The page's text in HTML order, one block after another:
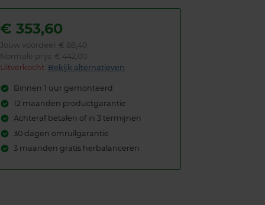
€353,60
Jouw voordeel: € 88,40
Normale prijs: € 442,00
Uitverkocht: Bekijk alternatieven
Binnen 1 uur gemonteerd
12 maanden productgarantie
Achteraf betalen of in 3 termijnen
30 dagen omruilgarantie
3 maanden gratis herbalanceren